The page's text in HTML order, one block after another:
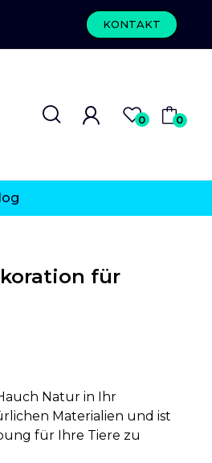
KONTAKT
0 0
für
Natur in Ihr
Materialien und ist
für Ihre Tiere zu